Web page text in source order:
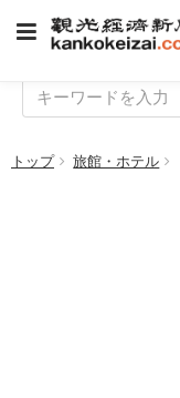
トップ 旅館・ホテル